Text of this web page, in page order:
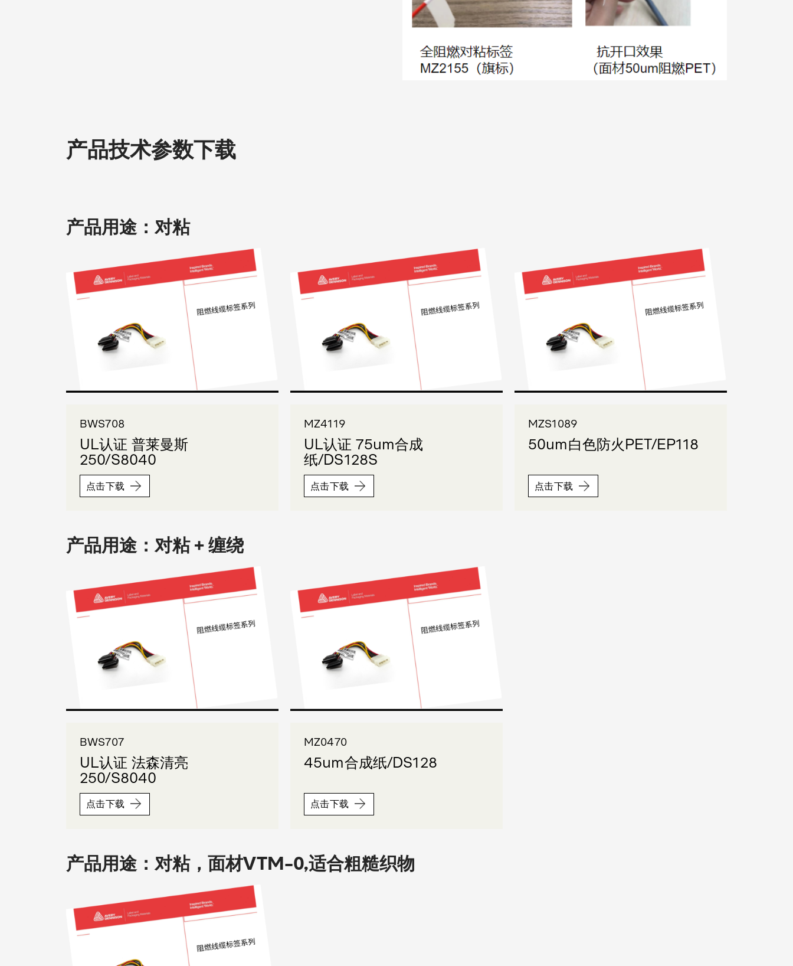
产品技术参数下载
产品用途：对粘
BWS708
UL认证 普莱曼斯
250/S8040
点击下载
MZ4119
UL认证 75um合成
纸/DS128S
点击下载
MZS1089
50um白色防火PET/EP118
点击下载
产品用途：对粘 + 缠绕
BWS707
UL认证 法森清亮
250/S8040
点击下载
MZ0470
45um合成纸/DS128
点击下载
产品用途：对粘，面材VTM-0,适合粗糙织物